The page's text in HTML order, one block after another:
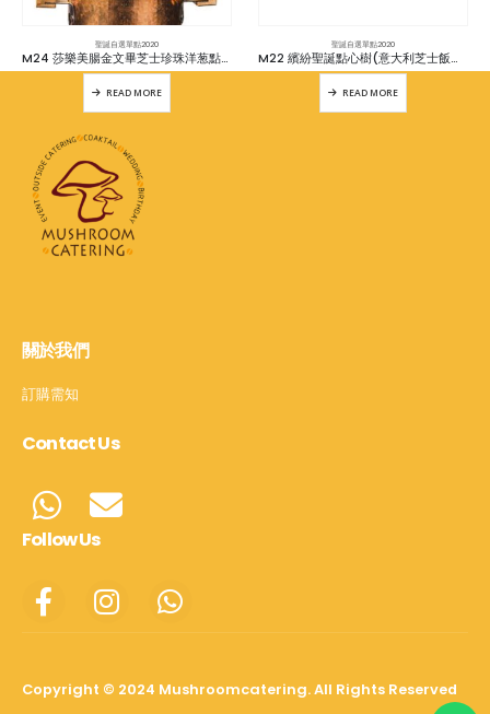
聖誕自選單點2020
M24 莎樂美腸金文畢芝士珍珠洋葱點心
READ MORE
聖誕自選單點2020
M22 繽紛聖誕點心樹(意大利芝士飯球,黃金薯餅,車厘茄)附蜜糖芥末醬(v)
READ MORE
關於我們
訂購需知
Contact Us
Follow Us
Copyright © 2024 Mushroomcatering. All Rights Reserved